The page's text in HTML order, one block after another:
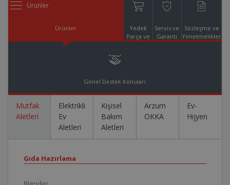
Ürünler
Ürünler
Yedek
Parça ve
Servis ve
Garanti
Sözleşme ve
Yönetmelikler
Genel Destek Konuları
Mutfak
Aletleri
Elektrikli
Ev
Aletleri
Kişisel
Bakım
Aletleri
Arzum
OKKA
Ev-
Hijyen
Gıda Hazırlama